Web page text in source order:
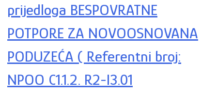
prijedloga BESPOVRATNE
POTPORE ZA NOVOOSNOVANA
PODUZEĆA ( Referentni broj:
NPOO C1.1.2. R2-I3.01